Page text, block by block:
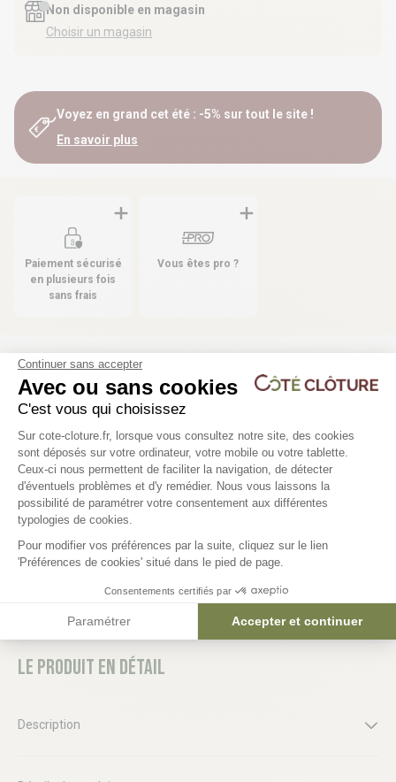
Non disponible en magasin
Choisir un magasin
Voyez en grand cet été : -5% sur tout le site !
En savoir plus
Paiement sécurisé
en plusieurs fois
sans frais
Vous êtes pro ?
Les produits compatibles
6 déclinaisons
Panneau clôture gabion - ZENITH
79,73 €
Fixation clôture gabion
de 50) - ZENITH
34,90 €
Le produit en détail
Description
Continuer sans accepter
Avec ou sans cookies
C'est vous qui choisissez
Plateforme de Gestion du
Sur cote-cloture.fr, lorsque vous consultez notre site, des cookies
sont déposés sur votre ordinateur, votre mobile ou votre tablette.
Ceux-ci nous permettent de faciliter la navigation, de détecter
d'éventuels problèmes et d'y remédier. Nous vous laissons la
possibilité de paramétrer votre consentement aux différentes
typologies de cookies.
Pour modifier vos préférences par la suite, cliquez sur le lien
'Préférences de cookies' situé dans le pied de page.
Consentements certifiés par
Paramétrer Accepter et continuer
Axeptio consent